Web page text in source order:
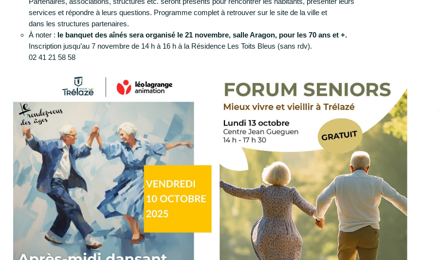
services et répondre à leurs questions. Programme complet à retrouver sur le site de la ville et
dans les structures partenaires.
À noter : le banquet des aînés sera organisé le 21 novembre, salle Aragon, pour les 70 ans et +.
Inscription jusqu’au 7 novembre de 14 h à 16 h à la Résidence Les Toits Bleus (sans rdv).
02 41 21 58 58